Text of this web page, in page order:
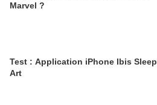
Marvel ?
Test : Application iPhone Ibis Sleep
Art